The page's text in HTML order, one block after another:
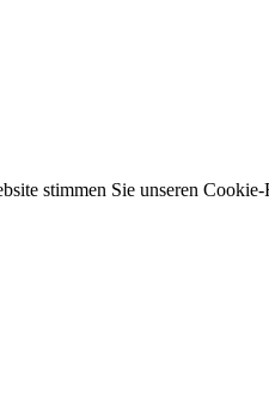
stimmen Sie unseren